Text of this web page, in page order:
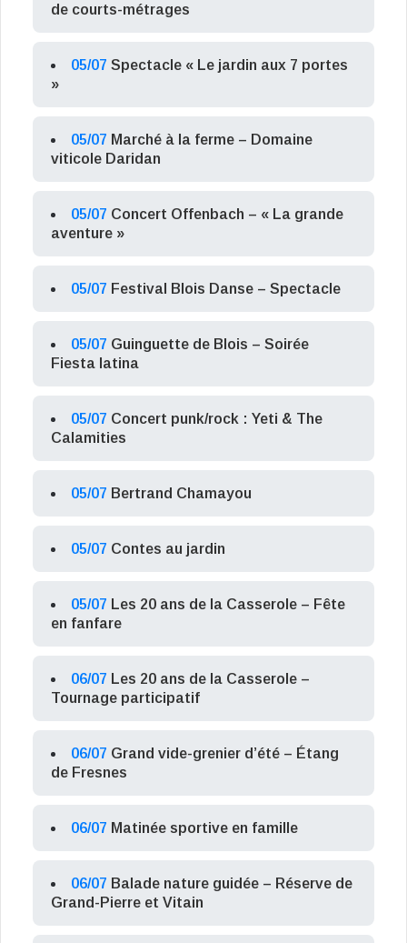
de courts-métrages
05/07 Spectacle « Le jardin aux 7 portes
»
05/07 Marché à la ferme – Domaine
viticole Daridan
05/07 Concert Offenbach – « La grande
aventure »
05/07 Festival Blois Danse – Spectacle
05/07 Guinguette de Blois – Soirée
Fiesta latina
05/07 Concert punk/rock : Yeti & The
Calamities
05/07 Bertrand Chamayou
05/07 Contes au jardin
05/07 Les 20 ans de la Casserole – Fête
en fanfare
06/07 Les 20 ans de la Casserole –
Tournage participatif
06/07 Grand vide-grenier d’été – Étang
de Fresnes
06/07 Matinée sportive en famille
06/07 Balade nature guidée – Réserve de
Grand-Pierre et Vitain